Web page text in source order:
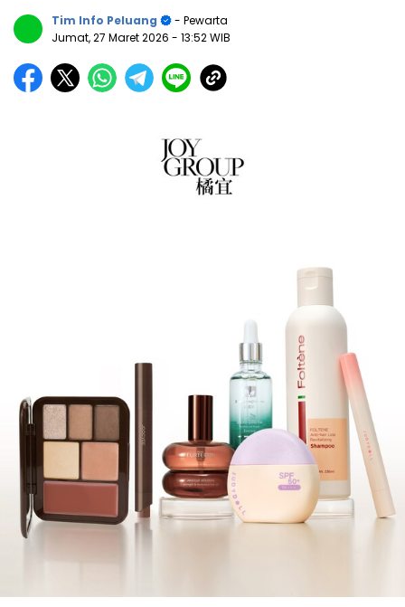
Tim Info Peluang
- Pewarta
Jumat, 27 Maret 2026 - 13:52 WIB